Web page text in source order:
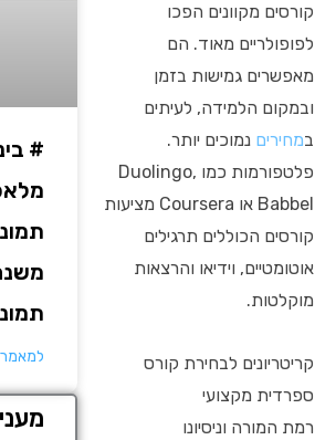
קורסים מקוונים הפכו
לפופולריים מאוד. הם
מאפשרים גמישות בזמן
ובמקום הלמידה, לעיתים
במחירים נמוכים יותר.
פלטפורמות כמו Duolingo,
Babbel או Coursera מציעות
קורסים הכוללים תרגילים
אוטומטיים, וידיאו והרצאות
מוקלטות.
קריטריונים לבחירת קורס
ספרדית מקצועי
רמת המורה וניסיונו
#